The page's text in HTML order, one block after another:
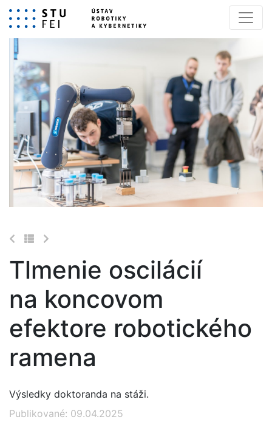
Tlmenie oscilácií
na koncovom
efektore robotického
ramena
Výsledky doktoranda na stáži.
Publikované: 09.04.2025